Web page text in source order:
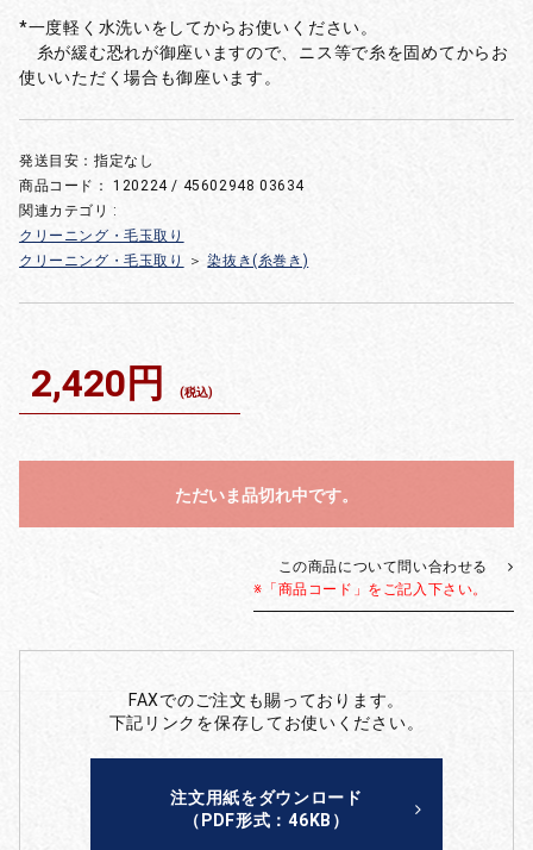
*一度軽く水洗いをしてからお使いください。
糸が緩む恐れが御座いますので、ニス等で糸を固めてからお
使いいただく場合も御座います。
発送目安：指定なし
商品コード：120224 / 45602948 03634
関連カテゴリ :
クリーニング・毛玉取り
クリーニング・毛玉取り
＞ 染抜き(糸巻き)
2,420円 (税込)
ただいま品切れ中です。
この商品について問い合わせる
※「商品コード」をご記入下さい。
FAXでのご注文も賜っております。
下記リンクを保存してお使いください。
注文用紙をダウンロード
（PDF形式：46KB）